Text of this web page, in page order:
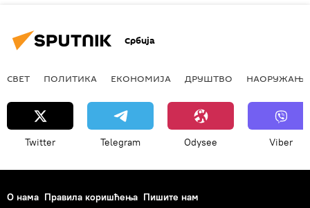
Србија
СВЕТ ПОЛИТИКА ЕКОНОМИЈА ДРУШТВО НАОРУЖАЊЕ
Twitter Telegram Odysee Viber
О нама Правила коришћења Пишите нам